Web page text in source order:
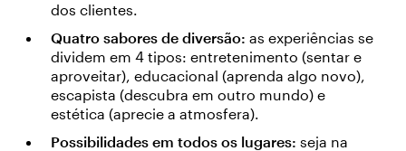
dos clientes.
Quatro sabores de diversão: as experiências se
dividem em 4 tipos: entretenimento (sentar e
aproveitar), educacional (aprenda algo novo),
escapista (descubra em outro mundo) e
estética (aprecie a atmosfera).
Possibilidades em todos os lugares: seja na